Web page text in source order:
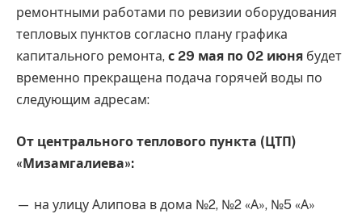
ремонтными работами по ревизии оборудования
тепловых пунктов согласно плану графика
капитального ремонта, с 29 мая по 02 июня будет
временно прекращена подача горячей воды по
следующим адресам:
От центрального теплового пункта (ЦТП)
«Мизамгалиева»:
— на улицу Алипова в дома №2, №2 «А», №5 «А»